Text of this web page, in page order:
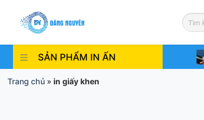
content
SẢN PHẨM IN ẤN
Trang chủ » in giấy khen